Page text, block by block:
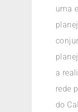
uma
a
rede
do